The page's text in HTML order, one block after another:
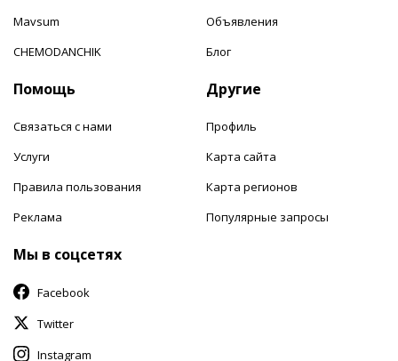
Mavsum
CHEMODANCHIK
Объявления
Блог
Помощь
Связаться с нами
Услуги
Правила пользования
Реклама
Другие
Профиль
Карта сайта
Карта регионов
Популярные запросы
Мы в соцсетях
Facebook
Twitter
Instagram